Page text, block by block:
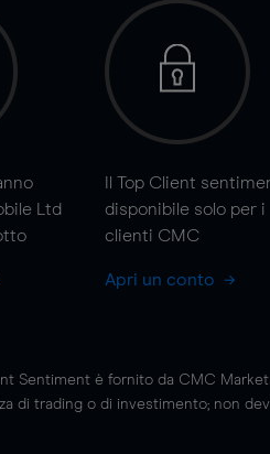
Ltd
Il Top Client
disponibile solo per i
clienti CMC
Apri un conto
Sentiment è fornito da CMC
di trading o di investimento; non